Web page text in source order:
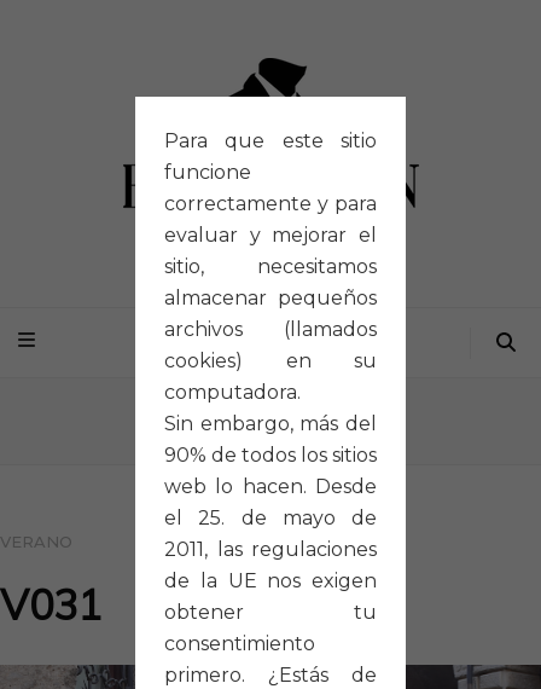
Para que este sitio
funcione
correctamente y para
evaluar y mejorar el
sitio, necesitamos
almacenar pequeños
archivos (llamados
cookies) en su
computadora.
Sin embargo, más del
90% de todos los sitios
web lo hacen. Desde
el 25. de mayo de
2011, las regulaciones
de la UE nos exigen
obtener tu
consentimiento
primero. ¿Estás de
Inicio / Portfolios/V031
VERANO
V031